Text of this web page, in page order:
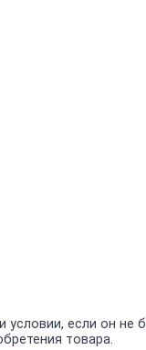
если он не
товара.